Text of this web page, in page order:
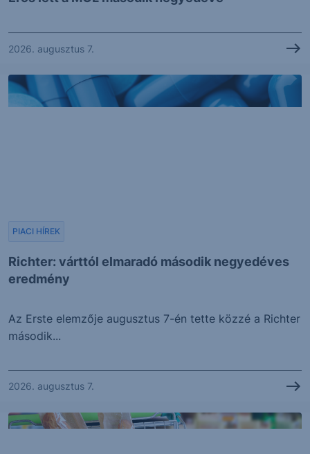
2026. augusztus 7.
Richter: várttól elmaradó második negyedéves
eredmény
PIACI HÍREK
Az Erste elemzője augusztus 7-én tette közzé a Richter
második...
2026. augusztus 7.